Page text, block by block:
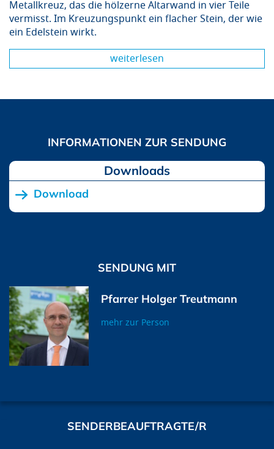
Metallkreuz, das die hölzerne Altarwand in vier Teile
vermisst. Im Kreuzungspunkt ein flacher Stein, der wie
ein Edelstein wirkt.
weiterlesen
Downloads
Download
SENDUNG MIT
Pfarrer Holger Treutmann
mehr zur Person
SENDERBEAUFTRAGTE/R